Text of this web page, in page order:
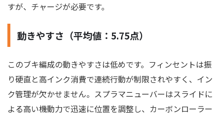
すが、チャージが必要です。
動きやすさ（平均値：5.75点）
このブキ編成の動きやすさは低めです。フィンセントは振
り硬直と高インク消費で連続行動が制限されやすく、イン
ク管理が欠かせません。スプラマニューバーはスライドに
よる高い機動力で迅速に位置を調整し、カーボンローラー